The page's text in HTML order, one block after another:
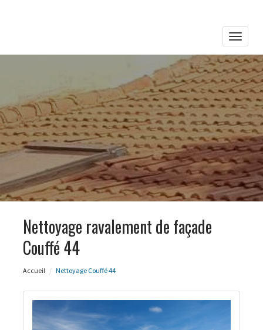
Toggle
Nettoyage ravalement de façade
Couffé 44
Accueil Nettoyage Couffé 44